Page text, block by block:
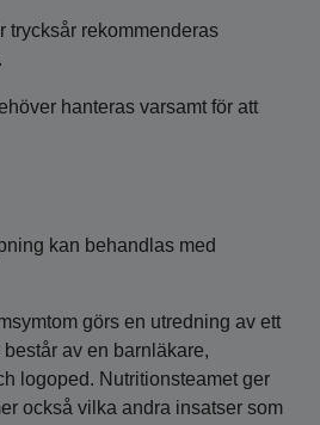
trycksår rekommenderas
hanteras varsamt för att
kan behandlas med
görs en utredning av ett
av en barnläkare,
logoped. Nutritionsteamet ger
också vilka andra insatser som